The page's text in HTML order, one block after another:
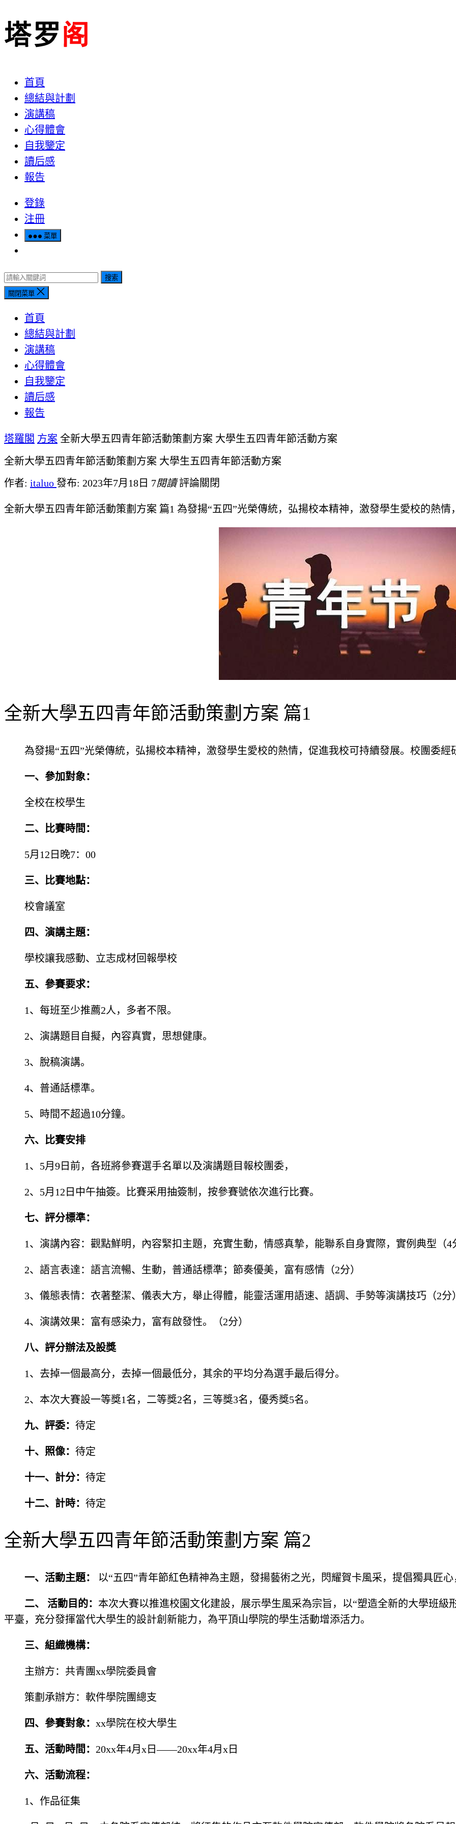
首頁
總結與計劃
演講稿
心得體會
自我鑒定
讀后感
報告
登錄
注冊
菜單
搜索
關閉菜單
首頁
總結與計劃
演講稿
心得體會
自我鑒定
讀后感
報告
塔羅閣 方案 全新大學五四青年節活動策劃方案 大學生五四青年節活動方案
全新大學五四青年節活動策劃方案 大學生五四青年節活動方案
作者: italuo 發布: 2023年7月18日 7閱讀 評論關閉
全新大學五四青年節活動策劃方案 篇1 為發揚“五四”光榮傳統，弘揚校本精神，激發學生愛校的熱
全新大學五四青年節活動策劃方案 篇1
為發揚“五四”光榮傳統，弘揚校本精神，激發學生愛校的熱情，促進我校可持續發展。校團委
一、參加對象：
全校在校學生
二、比賽時間：
5月12日晚7：00
三、比賽地點：
校會議室
四、演講主題：
學校讓我感動、立志成材回報學校
五、參賽要求：
1、每班至少推薦2人，多者不限。
2、演講題目自擬，內容真實，思想健康。
3、脫稿演講。
4、普通話標準。
5、時間不超過10分鐘。
六、比賽安排
1、5月9日前，各班將參賽選手名單以及演講題目報校團委，
2、5月12日中午抽簽。比賽采用抽簽制，按參賽號依次進行比賽。
七、評分標準：
1、演講內容：觀點鮮明，內容緊扣主題，充實生動，情感真摯，能聯系自身實際，實例典型（4
2、語言表達：語言流暢、生動，普通話標準；節奏優美，富有感情（2分）
3、儀態表情：衣著整潔、儀表大方，舉止得體，能靈活運用語速、語調、手勢等演講技巧（2分
4、演講效果：富有感染力，富有啟發性。（2分）
八、評分辦法及設獎
1、去掉一個最高分，去掉一個最低分，其余的平均分為選手最后得分。
2、本次大賽設一等獎1名，二等獎2名，三等獎3名，優秀獎5名。
九、評委： 待定
十、照像： 待定
十一、計分： 待定
十二、計時： 待定
全新大學五四青年節活動策劃方案 篇2
一、活動主題： 以“五四”青年節紅色精神為主題，發揚藝術之光，閃耀賀卡風采，提倡獨具匠
二、 活動目的： 本次大賽以推進校園文化建設，展示學生風采為宗旨，以“塑造全新的大學班
平臺，充分發揮當代大學生的設計創新能力，為平頂山學院的學生活動增添活力。
三、組織機構：
主辦方：共青團xx學院委員會
策劃承辦方：軟件學院團總支
四、參賽對象： xx學院在校大學生
五、活動時間： 20xx年4月x日——20xx年4月x日
六、活動流程：
1、作品征集